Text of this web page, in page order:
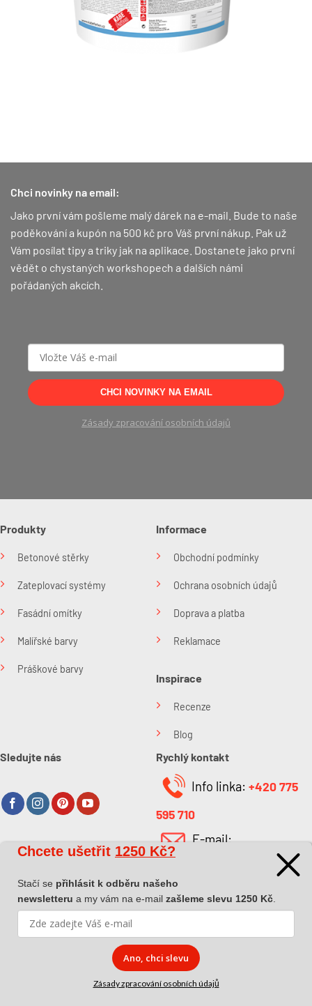
Chci novinky na email:
Jako první vám pošleme malý dárek na e-mail. Bude to naše
poděkování a kupón na 500 kč pro Váš první nákup. Pak už
Vám posílat tipy a triky jak na aplikace. Dostanete jako první
vědět o chystaných workshopech a dalších námi
pořádaných akcích.
CHCI NOVINKY NA EMAIL
Zásady zpracování osobních údajů
Produkty
Betonové stěrky
Zateplovací systémy
Fasádní omítky
Malířské barvy
Práškové barvy
Informace
Obchodní podmínky
Ochrana osobních údajů
Doprava a platba
Reklamace
Inspirace
Recenze
Blog
Sledujte nás
O společnosti
O nás
Kontakt
Rychlý kontakt
Info linka: +420 775
595 710
E-mail:
Chcete ušetřit 1250 Kč?
Stačí se přihlásit k odběru našeho
newsletteru a my vám na e-mail zašleme slevu 1250 Kč
Ano, chci slevu
Zásady zpracování osobních údajů